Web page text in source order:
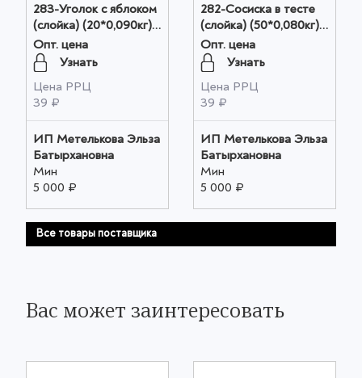
283-Уголок с яблоком
(слойка) (20*0,090кг)
оптом
Опт. цена
Узнать
Цена РРЦ
39 ₽
ИП Метелькова Эльза
Батырхановна
Мин
5 000 ₽
282-Сосиска в тесте
(слойка) (50*0,080кг)
оптом
Опт. цена
Узнать
Цена РРЦ
39 ₽
ИП Метелькова Эльза
Батырхановна
Мин
5 000 ₽
Все товары поставщика
Вас может заинтересовать